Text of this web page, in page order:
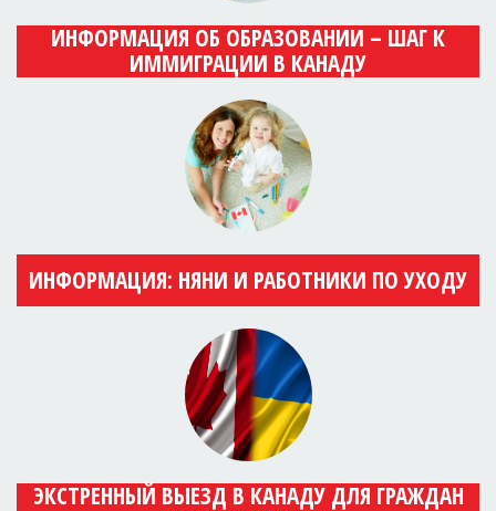
ИНФОРМАЦИЯ ОБ ОБРАЗОВАНИИ – ШАГ К
ИММИГРАЦИИ В КАНАДУ
ИНФОРМАЦИЯ: НЯНИ И РАБОТНИКИ ПО УХОДУ
ЭКСТРЕННЫЙ ВЫЕЗД В КАНАДУ ДЛЯ ГРАЖДАН